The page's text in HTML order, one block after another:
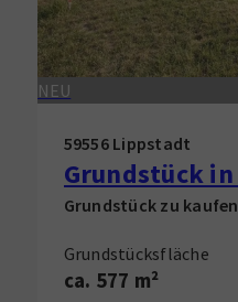
NEU
59556 Lippstadt
Grundstück zu kaufen
Grundstücksfläche
ca. 577 m²